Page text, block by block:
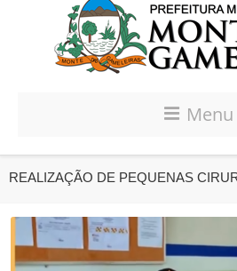
Menu
REALIZAÇÃO DE PEQUENAS